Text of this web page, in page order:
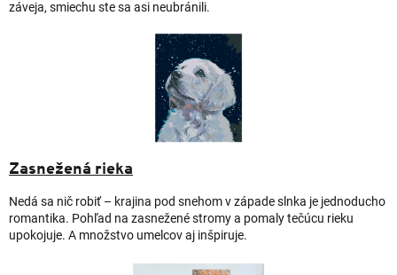
záveja, smiechu ste sa asi neubránili.
Zasnežená rieka
Nedá sa nič robiť – krajina pod snehom v západe slnka je jednoducho
romantika. Pohľad na zasnežené stromy a pomaly tečúcu rieku
upokojuje. A množstvo umelcov aj inšpiruje.